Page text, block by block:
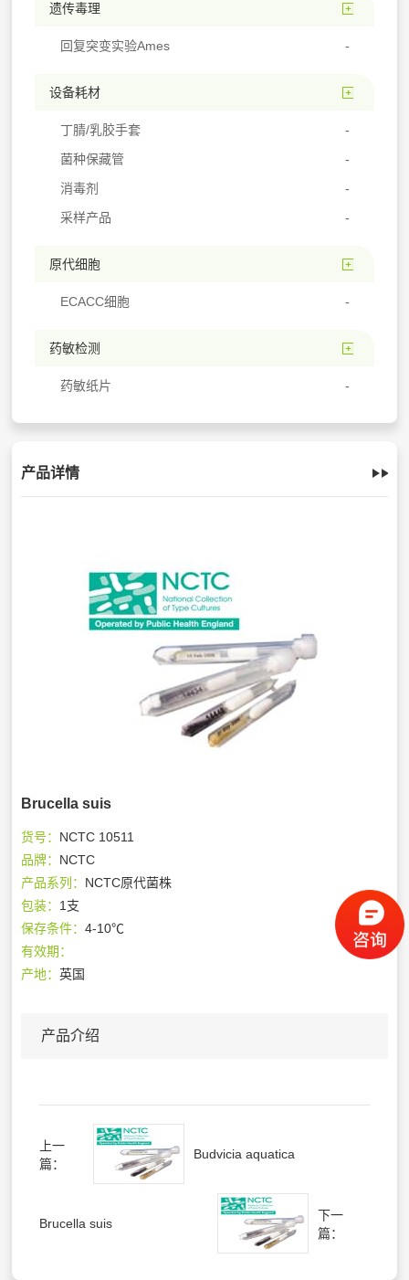
遗传毒理
回复突变实验Ames
设备耗材
丁腈/乳胶手套
菌种保藏管
消毒剂
采样产品
原代细胞
ECACC细胞
药敏检测
药敏纸片
产品详情
Brucella suis
货号： NCTC 10511
品牌： NCTC
产品系列： NCTC原代菌株
包装： 1支
保存条件：4-10℃
有效期：
产地：英国
产品介绍
上一
篇：
Budvicia aquatica
Brucella suis
下一
篇：